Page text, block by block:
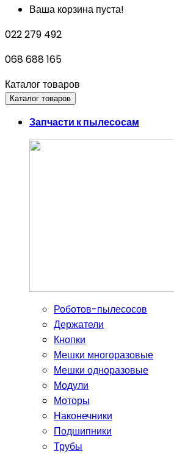
Ваша корзина пуста!
022 279 492
068 688 165
Каталог товаров
Каталог товаров
Запчасти к пылесосам
Роботов-пылесосов
Держатели
Кнопки
Мешки многоразовые
Мешки одноразовые
Модули
Моторы
Наконечники
Подшипники
Трубы